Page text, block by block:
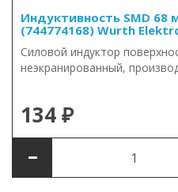
Индуктивность SMD 68
(744774168) Wurth
Силовой индуктор
неэкранированный,
134 ₽